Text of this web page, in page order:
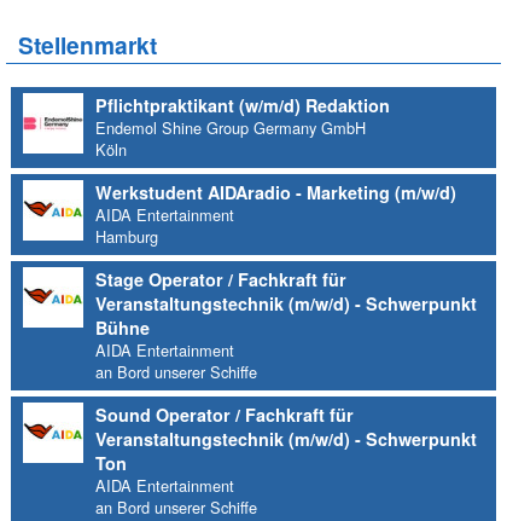
Stellenmarkt
Pflichtpraktikant (w/m/d) Redaktion
Endemol Shine Group Germany GmbH
Köln
Werkstudent AIDAradio - Marketing (m/w/d)
AIDA Entertainment
Hamburg
Stage Operator / Fachkraft für
Veranstaltungstechnik (m/w/d) - Schwerpunkt
Bühne
AIDA Entertainment
an Bord unserer Schiffe
Sound Operator / Fachkraft für
Veranstaltungstechnik (m/w/d) - Schwerpunkt
Ton
AIDA Entertainment
an Bord unserer Schiffe